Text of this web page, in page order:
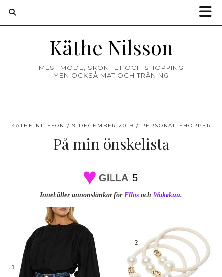
Käthe Nilsson
MEST MODE, SKÖNHET OCH SHOPPING
MEN OCKSÅ MAT OCH TRÄNING
KÄTHE NILSSON 9 DECEMBER 2019 PERSONAL SHOPPER
På min önskelista
GILLA 5
Innehåller annonslänkar för Ellos och Wakakuu.